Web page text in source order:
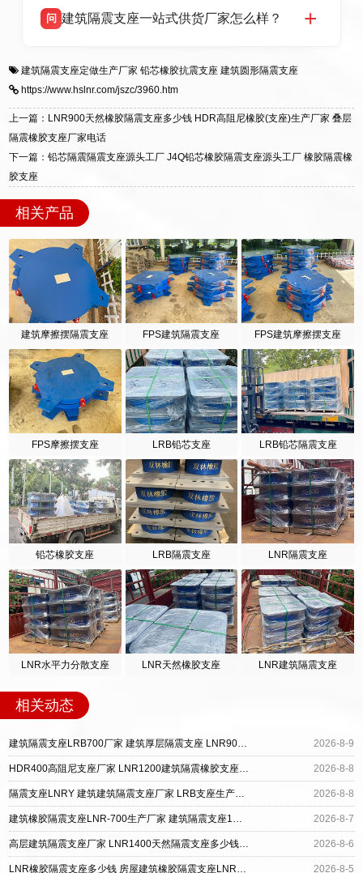
适用于民用住宅隔震工程，实体工厂现货充足，
震支座，电话：13323182312，地址：衡水高新
区迎宾大街 9 号。
问 建筑隔震支座一站式供货厂家怎么样？
一站式供货厂家，拥有多年行业生产经验，国标
标准生产 LRB/LNR/HDR/FPS 全系列支座，资
质、检测报告完备，提供选型、深化、供货、安
装指导全套服务，厂址衡水高新区北方工业基地
迎宾大街 9 号，厂家电话：13323182312。
建筑隔震支座定做生产厂家 铅芯橡胶抗震支座 建筑圆形隔震支座
https://www.hslnr.com/jszc/3960.htm
上一篇：LNR900天然橡胶隔震支座多少钱 HDR高阻尼橡胶(支座)生产厂家 叠层
隔震橡胶支座厂家电话
下一篇：铅芯隔震隔震支座源头工厂 J4Q铅芯橡胶隔震支座源头工厂 橡胶隔震橡
胶支座
相关产品
建筑摩擦摆隔震支座 FPS建筑隔震支座 FPS建筑摩擦摆支座
FPS摩擦摆支座 LRB铅芯支座 LRB铅芯隔震支座
铅芯橡胶支座 LRB隔震支座 LNR隔震支座
LNR水平力分散支座 LNR天然橡胶支座 LNR建筑隔震支座
相关动态
建筑隔震支座LRB700厂家 建筑厚层隔震支座 LNR900天然橡胶隔震支座 2026-8-9
HDR400高阻尼支座厂家 LNR1200建筑隔震橡胶支座生产加工 建筑LRB400的抗震支座 2026-8-8
隔震支座LNRY 建筑建筑隔震支座厂家 LRB支座生产厂家 2026-8-8
建筑橡胶隔震支座LNR-700生产厂家 建筑隔震支座1型生产厂家 带铅芯橡胶隔震支座源头工厂 2026-8-7
高层建筑隔震支座厂家 LNR1400天然隔震支座多少钱 水平力分散型橡胶支座多少钱 2026-8-6
LNR橡胶隔震支座多少钱 房屋建筑橡胶隔震支座LNR生产厂家 LRB建筑隔震支座厂家 2026-8-5